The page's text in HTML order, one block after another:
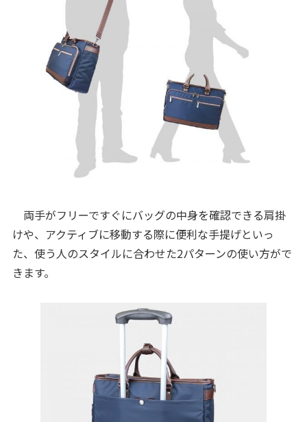
両手がフリーですぐにバッグの中身を確認できる肩掛
けや、アクティブに移動する際に便利な手提げといっ
た、使う人のスタイルに合わせた2パターンの使い方がで
きます。